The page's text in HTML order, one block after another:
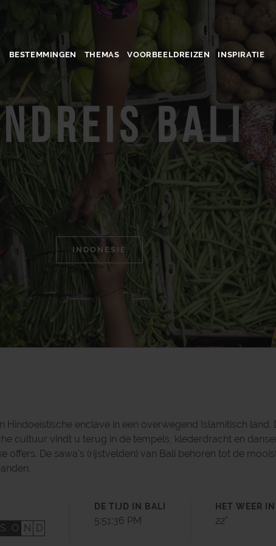
BESTEMMINGEN THEMAS VOORBEELDREIZEN INSPIRATIE
Bali
INDONESIË
Hindoeïstische enclave in een overwegend Islamitisch land.
cultuur vindt u terug in de tempels, klederdracht en
offers. De sawa's (rijstvelden) van Bali behoren tot de
S O N D
DE TIJD IN BALI
5:51:38 PM
HET WEER
22°